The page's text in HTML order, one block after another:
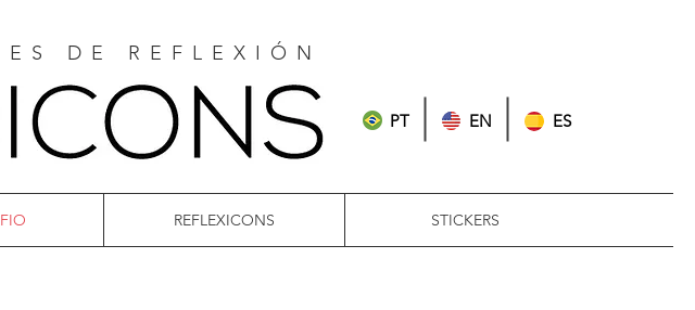
DE REFLEXIÓN
PT EN ES
REFLEXICONS STICKERS